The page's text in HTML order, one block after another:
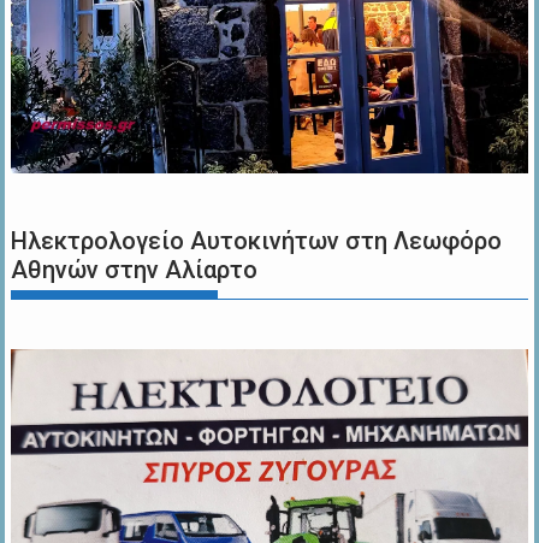
Ηλεκτρολογείο Αυτοκινήτων στη Λεωφόρο
Αθηνών στην Αλίαρτο